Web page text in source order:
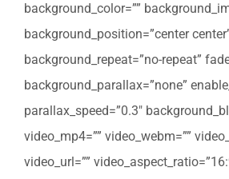
background_color=””
background_position=”center
background_repeat=”no-repeat”
background_parallax=”none”
parallax_speed=”0.3″
video_mp4=”” video_webm=””
video_url=””